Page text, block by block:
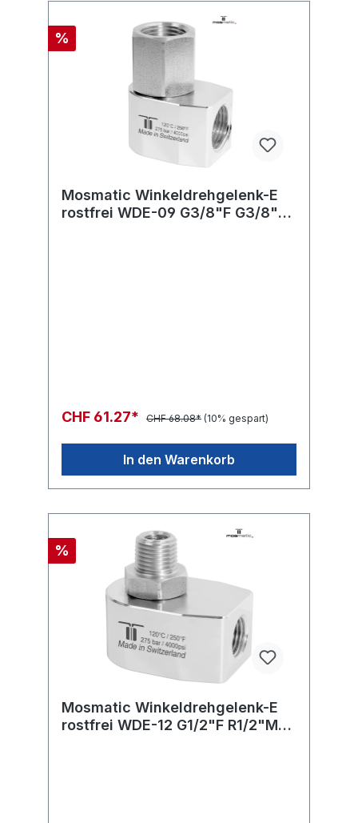
%
Mosmatic Winkeldrehgelenk-E
rostfrei WDE-09 G3/8"F G3/8"F
CHF 61.27* CHF 68.08* (10% gespart)
In den Warenkorb
%
Mosmatic Winkeldrehgelenk-E
rostfrei WDE-12 G1/2"F R1/2"M